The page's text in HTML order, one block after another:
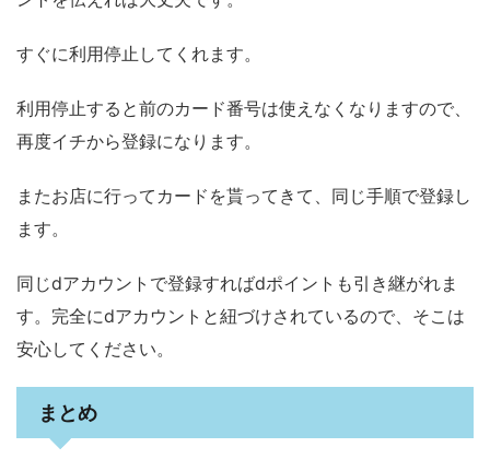
すぐに利用停止してくれます。
利用停止すると前のカード番号は使えなくなりますので、
再度イチから登録になります。
またお店に行ってカードを貰ってきて、同じ手順で登録し
ます。
同じdアカウントで登録すればdポイントも引き継がれま
す。完全にdアカウントと紐づけされているので、そこは
安心してください。
まとめ